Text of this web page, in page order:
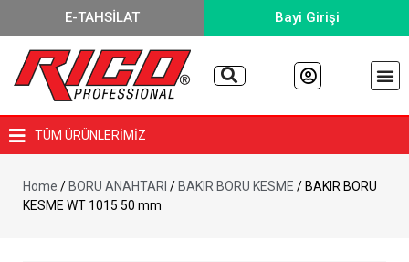
E-TAHSİLAT Bayi Girişi
TÜM ÜRÜNLERİMİZ
Home / BORU ANAHTARI / BAKIR BORU KESME / BAKIR BORU
KESME WT 1015 50 mm